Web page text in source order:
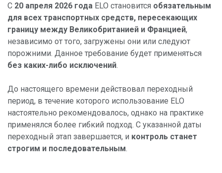
С 20 апреля 2026 года ELO становится обязательным
для всех транспортных средств, пересекающих
границу между Великобританией и Францией,
независимо от того, загружены они или следуют
порожними. Данное требование будет применяться
без каких-либо исключений.
До настоящего времени действовал переходный
период, в течение которого использование ELO
настоятельно рекомендовалось, однако на практике
применялся более гибкий подход. С указанной даты
переходный этап завершается, и контроль станет
строгим и последовательным.